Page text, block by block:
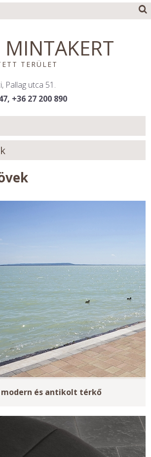
MINTAKERT
TERÜLET
Pallag utca 51.
+36 27 200 890
modern és antikolt térkő